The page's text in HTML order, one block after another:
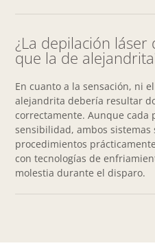
¿La depilación
que la de
En cuanto a la sensación, ni
alejandrita debería resultar
correctamente. Aunque cada
sensibilidad, ambos sistemas
procedimientos
con tecnologías de
molestia durante el disparo.